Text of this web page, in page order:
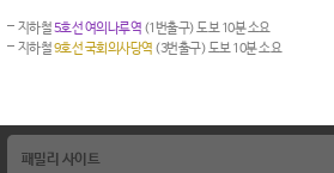
지하철5호선 여의나루역 (1번출구) 도보 10분 소요
지하철9호선 국회의사당역 (3번출구) 도보 10분 소요
패밀리 사이트
태영건설